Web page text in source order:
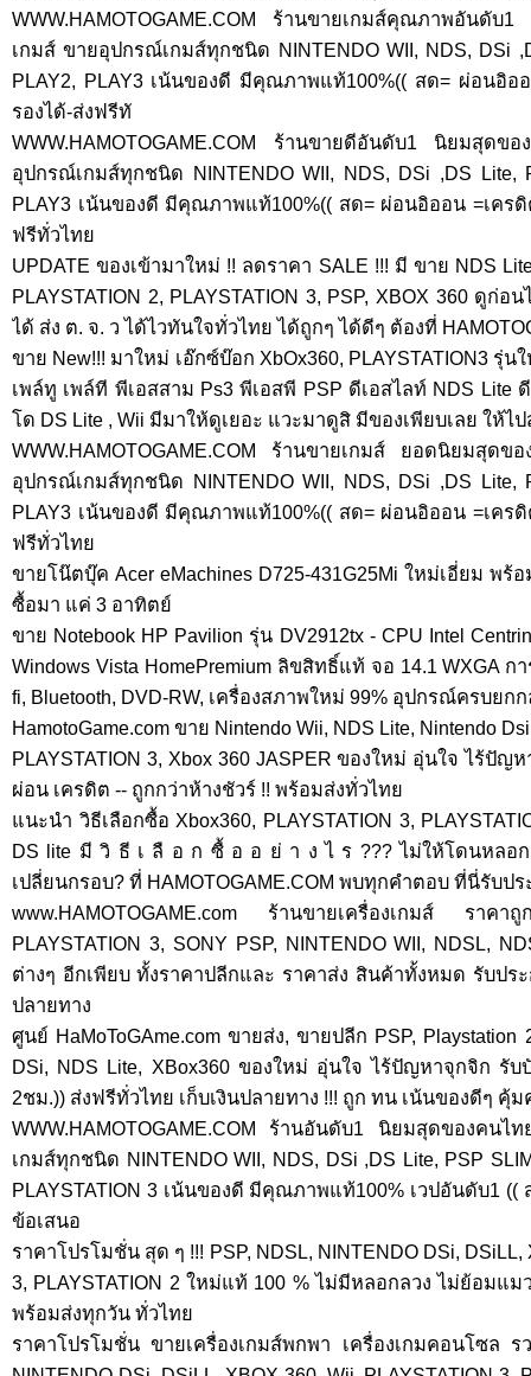
WWW.HAMOTOGAME.COM ร้านขายเกมส์คุณภาพอันดั
เกมส์ ขายอุปกรณ์เกมส์ทุกชนิด NINTENDO WII, NDS, DSi
PLAY2, PLAY3 เน้นของดี มีคุณภาพแท้100%(( สด= ผ่อนอิอ
รองได้-ส่งฟรีทั
WWW.HAMOTOGAME.COM ร้านขายดีอันดับ1 นิยมสุดข
อุปกรณ์เกมส์ทุกชนิด NINTENDO WII, NDS, DSi ,DS Lite,
PLAY3 เน้นของดี มีคุณภาพแท้100%(( สด= ผ่อนอิออน =เคร
ฟรีทั่วไทย
UPDATE ของเข้ามาใหม่ !! ลดราคา SALE !!! มี ขาย NDS
PLAYSTATION 2, PLAYSTATION 3, PSP, XBOX 360 ดูก่
ได้ ส่ง ต. จ. ว ได้ไวทันใจทั่วไทย ได้ถูกๆ ได้ดีๆ ต้องที่
ขาย New!!! มาใหม่ เอ๊กซ์บ๊อก XbOx360, PLAYSTATION3 รุ่น
เพล์ทู เพล์ที พีเอสสาม Ps3 พีเอสพี PSP ดีเอสไลท์ NDS Lite
โด DS Lite , Wii มีมาให้ดูเยอะ แวะมาดูสิ มีของเพียบเลย ให้ไป
WWW.HAMOTOGAME.COM ร้านขายเกมส์ ยอดนิยมสุด
อุปกรณ์เกมส์ทุกชนิด NINTENDO WII, NDS, DSi ,DS Lite,
PLAY3 เน้นของดี มีคุณภาพแท้100%(( สด= ผ่อนอิออน =เคร
ฟรีทั่วไทย
ขายโน๊ตบุ๊ค Acer eMachines D725-431G25Mi ใหม่เอี่ยม พร้
ซื้อมา แค่ 3 อาทิตย์
ขาย Notebook HP Pavilion รุ่น DV2912tx - CPU Intel
Windows Vista HomePremium ลิขสิทธิ์แท้ จอ 14.1 WXGA ก
fi, Bluetooth, DVD-RW, เครื่องสภาพใหม่ 99% อุปกรณ์ครบยก
HamotoGame.com ขาย Nintendo Wii, NDS Lite, Nintendo
PLAYSTATION 3, Xbox 360 JASPER ของใหม่ อุ่นใจ ไร้ปั
ผ่อน เครดิต -- ถูกกว่าห้างชัวร์ !! พร้อมส่งทั่วไทย
แนะนำ วิธีเลือกซื้อ Xbox360, PLAYSTATION 3,
DS lite มี วิ ธี เ ลื อ ก ซื้ อ อ ย่ า ง ไ ร ??? ไม่ให้โดนหลอ
เปลี่ยนกรอบ? ที่ HAMOTOGAME.COM พบทุกคำตอบ ที่นี่รับ
www.HAMOTOGAME.com ร้านขายเครื่องเกมส์ รา
PLAYSTATION 3, SONY PSP, NINTENDO WII, NDSL,
ต่างๆ อีกเพียบ ทั้งราคาปลีกและ ราคาส่ง สินค้าทั้งหมด รับปร
ปลายทาง
ศูนย์ HaMoToGAme.com ขายส่ง, ขายปลีก PSP, Playstation
DSi, NDS Lite, XBox360 ของใหม่ อุ่นใจ ไร้ปัญหาจุกจิก รั
2ชม.)) ส่งฟรีทั่วไทย เก็บเงินปลายทาง !!! ถูก ทน เน้นของดีๆ คุ้
WWW.HAMOTOGAME.COM ร้านอันดับ1 นิยมสุดของคน
เกมส์ทุกชนิด NINTENDO WII, NDS, DSi ,DS Lite, PSP
PLAYSTATION 3 เน้นของดี มีคุณภาพแท้100% เวปอันดับ1
ข้อเสนอ
ราคาโปรโมชั่น สุด ๆ !!! PSP, NDSL, NINTENDO DSi, DSiLL,
3, PLAYSTATION 2 ใหม่แท้ 100 % ไม่มีหลอกลวง ไม่ย้อมแ
พร้อมส่งทุกวัน ทั่วไทย
ราคาโปรโมชั่น ขายเครื่องเกมส์พกพา เครื่องเกมคอนโซล ร